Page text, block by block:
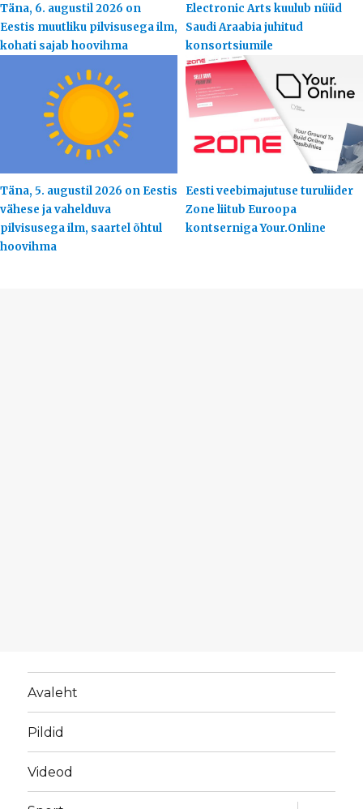
Täna, 6. augustil 2026 on
Eestis muutliku pilvisusega ilm,
kohati sajab hoovihma
Electronic Arts kuulub nüüd
Saudi Araabia juhitud
konsortsiumile
Täna, 5. augustil 2026 on Eestis
vähese ja vahelduva
pilvisusega ilm, saartel õhtul
hoovihma
Eesti veebimajutuse turuliider
Zone liitub Euroopa
kontserniga Your.Online
Avaleht
Pildid
Videod